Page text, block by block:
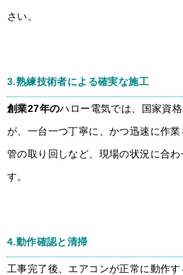
さい。
3.熟練技術者による確実な施工
創業27年のハロー電気では、国家資
が、一台一つ丁寧に、かつ迅速に作
管の取り回しなど、現場の状況に合
す。
4.動作確認と清掃
工事完了後、エアコンが正常に動作